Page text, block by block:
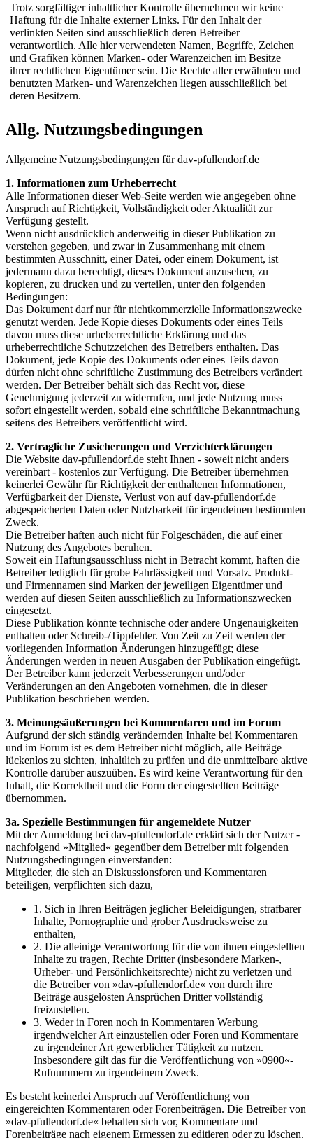
Trotz sorgfältiger inhaltlicher Kontrolle übernehmen wir keine
Haftung für die Inhalte externer Links. Für den Inhalt der
verlinkten Seiten sind ausschließlich deren Betreiber
verantwortlich. Alle hier verwendeten Namen, Begriffe, Zeichen
und Grafiken können Marken- oder Warenzeichen im Besitze
ihrer rechtlichen Eigentümer sein. Die Rechte aller erwähnten und
benutzten Marken- und Warenzeichen liegen ausschließlich bei
deren Besitzern.
Allg. Nutzungsbedingungen
Allgemeine Nutzungsbedingungen für dav-pfullendorf.de
1. Informationen zum Urheberrecht
Alle Informationen dieser Web-Seite werden wie angegeben ohne
Anspruch auf Richtigkeit, Vollständigkeit oder Aktualität zur
Verfügung gestellt.
Wenn nicht ausdrücklich anderweitig in dieser Publikation zu
verstehen gegeben, und zwar in Zusammenhang mit einem
bestimmten Ausschnitt, einer Datei, oder einem Dokument, ist
jedermann dazu berechtigt, dieses Dokument anzusehen, zu
kopieren, zu drucken und zu verteilen, unter den folgenden
Bedingungen:
Das Dokument darf nur für nichtkommerzielle Informationszwecke
genutzt werden. Jede Kopie dieses Dokuments oder eines Teils
davon muss diese urheberrechtliche Erklärung und das
urheberrechtliche Schutzzeichen des Betreibers enthalten. Das
Dokument, jede Kopie des Dokuments oder eines Teils davon
dürfen nicht ohne schriftliche Zustimmung des Betreibers verändert
werden. Der Betreiber behält sich das Recht vor, diese
Genehmigung jederzeit zu widerrufen, und jede Nutzung muss
sofort eingestellt werden, sobald eine schriftliche Bekanntmachung
seitens des Betreibers veröffentlicht wird.
2. Vertragliche Zusicherungen und Verzichterklärungen
Die Website dav-pfullendorf.de steht Ihnen - soweit nicht anders
vereinbart - kostenlos zur Verfügung. Die Betreiber übernehmen
keinerlei Gewähr für Richtigkeit der enthaltenen Informationen,
Verfügbarkeit der Dienste, Verlust von auf dav-pfullendorf.de
abgespeicherten Daten oder Nutzbarkeit für irgendeinen bestimmten
Zweck.
Die Betreiber haften auch nicht für Folgeschäden, die auf einer
Nutzung des Angebotes beruhen.
Soweit ein Haftungsausschluss nicht in Betracht kommt, haften die
Betreiber lediglich für grobe Fahrlässigkeit und Vorsatz. Produkt-
und Firmennamen sind Marken der jeweiligen Eigentümer und
werden auf diesen Seiten ausschließlich zu Informationszwecken
eingesetzt.
Diese Publikation könnte technische oder andere Ungenauigkeiten
enthalten oder Schreib-/Tippfehler. Von Zeit zu Zeit werden der
vorliegenden Information Änderungen hinzugefügt; diese
Änderungen werden in neuen Ausgaben der Publikation eingefügt.
Der Betreiber kann jederzeit Verbesserungen und/oder
Veränderungen an den Angeboten vornehmen, die in dieser
Publikation beschrieben werden.
3. Meinungsäußerungen bei Kommentaren und im Forum
Aufgrund der sich ständig verändernden Inhalte bei Kommentaren
und im Forum ist es dem Betreiber nicht möglich, alle Beiträge
lückenlos zu sichten, inhaltlich zu prüfen und die unmittelbare aktive
Kontrolle darüber auszuüben. Es wird keine Verantwortung für den
Inhalt, die Korrektheit und die Form der eingestellten Beiträge
übernommen.
3a. Spezielle Bestimmungen für angemeldete Nutzer
Mit der Anmeldung bei dav-pfullendorf.de erklärt sich der Nutzer -
nachfolgend »Mitglied« gegenüber dem Betreiber mit folgenden
Nutzungsbedingungen einverstanden:
Mitglieder, die sich an Diskussionsforen und Kommentaren
beteiligen, verpflichten sich dazu,
1. Sich in Ihren Beiträgen jeglicher Beleidigungen, strafbarer
Inhalte, Pornographie und grober Ausdrucksweise zu
enthalten,
2. Die alleinige Verantwortung für die von ihnen eingestellten
Inhalte zu tragen, Rechte Dritter (insbesondere Marken-,
Urheber- und Persönlichkeitsrechte) nicht zu verletzen und
die Betreiber von »dav-pfullendorf.de« von durch ihre
Beiträge ausgelösten Ansprüchen Dritter vollständig
freizustellen.
3. Weder in Foren noch in Kommentaren Werbung
irgendwelcher Art einzustellen oder Foren und Kommentare
zu irgendeiner Art gewerblicher Tätigkeit zu nutzen.
Insbesondere gilt das für die Veröffentlichung von »0900«-
Rufnummern zu irgendeinem Zweck.
Es besteht keinerlei Anspruch auf Veröffentlichung von
eingereichten Kommentaren oder Forenbeiträgen. Die Betreiber von
»dav-pfullendorf.de« behalten sich vor, Kommentare und
Forenbeiträge nach eigenem Ermessen zu editieren oder zu löschen.